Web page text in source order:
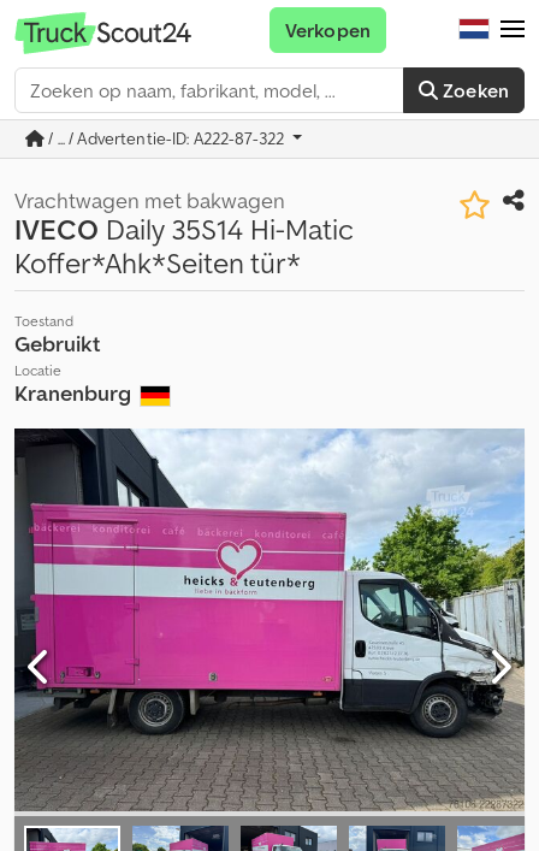
Zoeken
Verkopen
/ ... / Advertentie-ID: A222-87-322
Vrachtwagen met bakwagen
IVECO Daily 35S14 Hi-Matic
Koffer*Ahk*Seiten tür*
Toestand
Gebruikt
Locatie
Kranenburg